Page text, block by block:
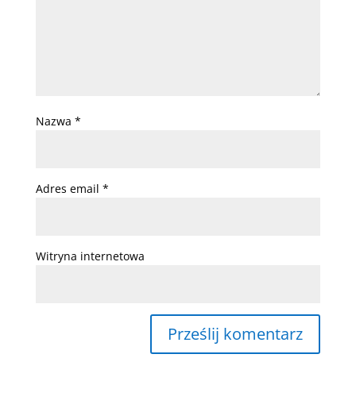
Nazwa *
Adres email *
Witryna internetowa